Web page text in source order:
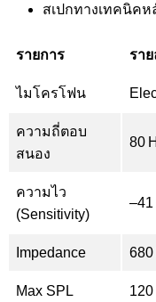
สเปกทางเทคนิคห
รายการ ราย
ไมโครโฟน
ความถี่ตอบ
สนอง
80
ความไว
(Sensitivity)
–41
Impedance
Max SPL 120